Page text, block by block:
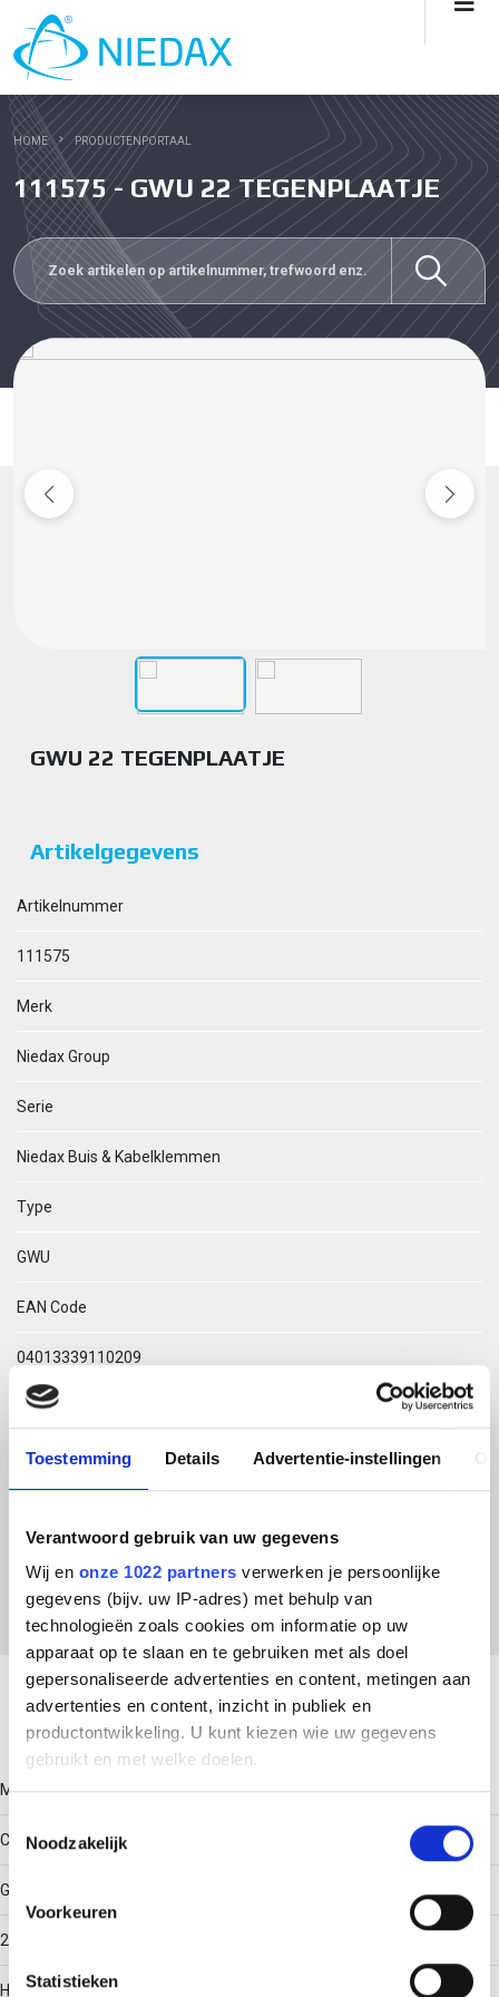
Toestemming Details Advertentie-instellingen
Verantwoord gebruik van uw gegevens
Wij en onze 1022 partners verwerken je persoonlijke
gegevens (bijv. uw IP-adres) met behulp van
technologieën zoals cookies om informatie op uw
apparaat op te slaan en te gebruiken met als doel
gepersonaliseerde advertenties en content, metingen aan
advertenties en content, inzicht in publiek en
productontwikkeling. U kunt kiezen wie uw gegevens
gebruikt en met welke doelen.
Informatie verzamelen over uw geografische locatie,
Uw apparaat identificeren door het actief te scannen
op specifieke eigenschappen (fingerprinting)
verwerkt en stel uw voorkeuren in het
detailgedeelte in.
Noodzakelijk
Voorkeuren
Statistieken
HOME PRODUCTENPORTAAL
111575 - GWU 22 TEGENPLAATJE
GWU 22 TEGENPLAATJE
Artikelgegevens
Artikelnummer
111575
Merk
Niedax Group
Serie
Niedax Buis & Kabelklemmen
Type
GWU
EAN Code
04013339110209
Technische omschrijving
GWU 22 TEGENPLAATJE
Download productsheet
Technische gegevens
Model
Contra-fixeerplaatje
Geschikt voor max. kabeldiameter
22
Halogeenvrij